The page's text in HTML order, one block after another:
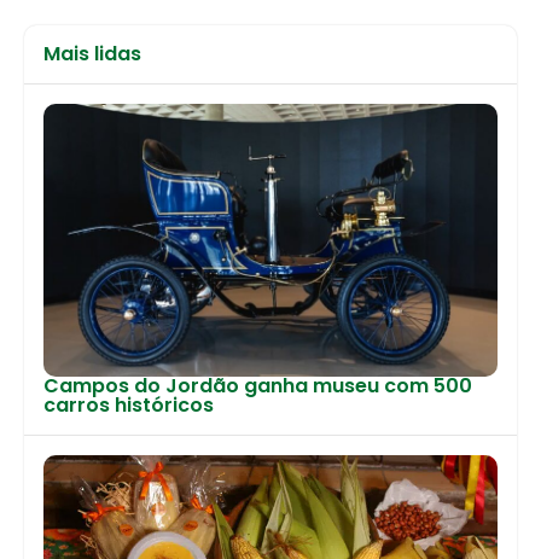
Mais lidas
Campos do Jordão ganha museu com 500
carros históricos